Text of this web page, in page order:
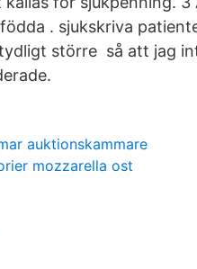
. sjukskriva
större så att jag
auktionskammare
mozzarella ost